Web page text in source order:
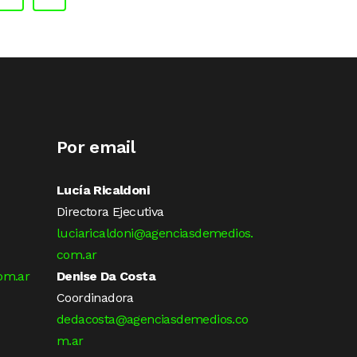
Por email
Lucía Ricaldoni
Directora Ejecutiva
luciaricaldoni@agenciasdemedios.
com.ar
Denise Da Costa
Coordinadora
dedacosta@agenciasdemedios.co
m.ar